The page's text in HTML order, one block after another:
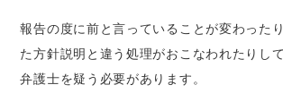
報告の度に前と言っていることが変わった
た方針説明と違う処理がおこなわれたりし
弁護士を疑う必要があります。